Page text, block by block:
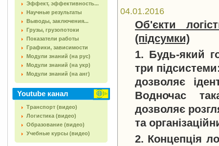
Эффект, эффективность...
Научные результаты
Выводы, заключения...
Грузы, грузопотоки
Показатели работы
Графики, зависимости
Модули знаний (на рус)
Модули знаний (на укр)
Модули знаний (на анг)
Youtube канал
Транспорт (видео)
Логистика (видео)
Образование (видео)
Учебные курсы (видео)
04.01.2016
Об'єкти
(підсумки)
1. Будь-який
три
дозволяє
Водночас
дозволяє
та
2. Концепція